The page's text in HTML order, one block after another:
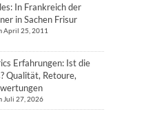
In Frankreich der
in Sachen Frisur
April 25, 2011
Erfahrungen: Ist die
Qualität, Retoure,
Juli 27, 2026